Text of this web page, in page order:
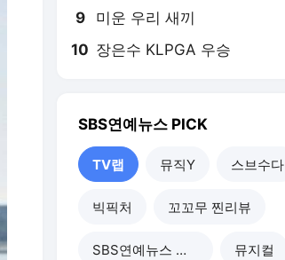
9 미운 우리 새끼
10 장은수 KLPGA 우승
SBS연예뉴스 PICK
TV랩 뮤직Y 스브수다
빅픽처 꼬꼬무 찐리뷰
SBS연예뉴스 단독 뮤지컬